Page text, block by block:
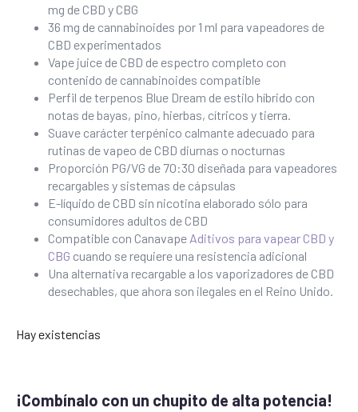
mg de CBD y CBG
36 mg de cannabinoides por 1 ml para vapeadores de
CBD experimentados
Vape juice de CBD de espectro completo con
contenido de cannabinoides compatible
Perfil de terpenos Blue Dream de estilo híbrido con
notas de bayas, pino, hierbas, cítricos y tierra.
Suave carácter terpénico calmante adecuado para
rutinas de vapeo de CBD diurnas o nocturnas
Proporción PG/VG de 70:30 diseñada para vapeadores
recargables y sistemas de cápsulas
E-líquido de CBD sin nicotina elaborado sólo para
consumidores adultos de CBD
Compatible con Canavape Aditivos para vapear CBD y
CBG cuando se requiere una resistencia adicional
Una alternativa recargable a los vaporizadores de CBD
desechables, que ahora son ilegales en el Reino Unido.
Hay existencias
¡Combínalo con un chupito de alta potencia!